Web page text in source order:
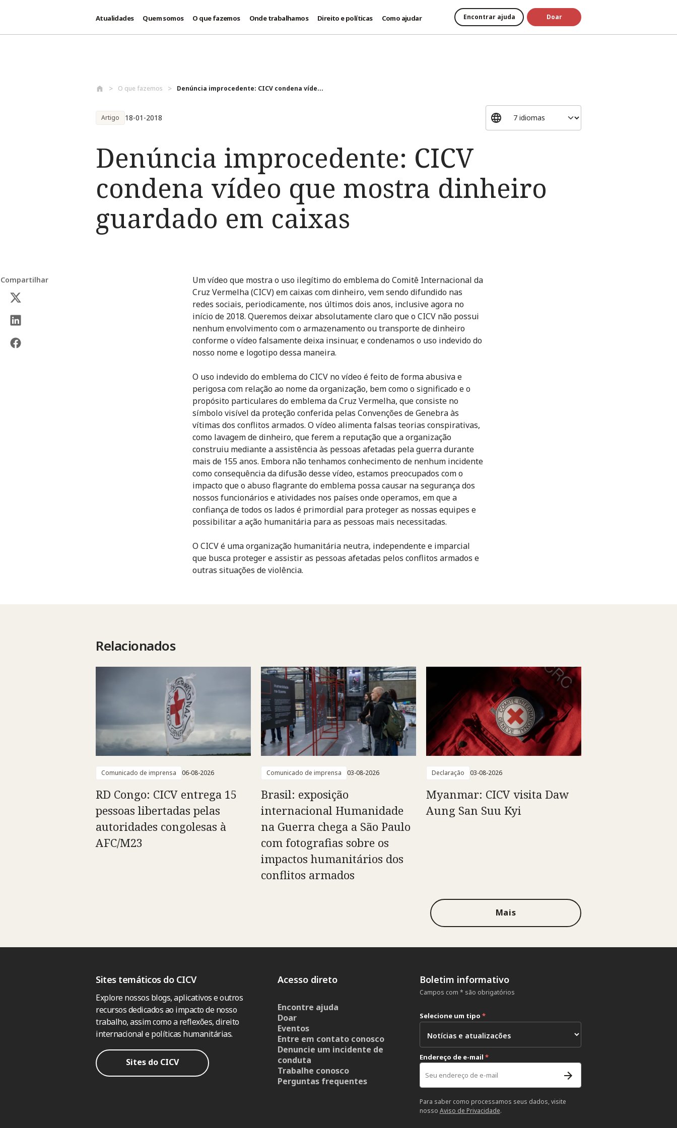
Atualidades Quem somos O que fazemos Onde trabalhamos Direito e políticas Como ajudar Encontrar ajuda Doar
O que fazemos Denúncia improcedente: CICV condena víde...
Artigo 18-01-2018
Denúncia improcedente: CICV
condena vídeo que mostra dinheiro
guardado em caixas
Compartilhar
Um vídeo que mostra o uso ilegítimo do emblema do Comitê Internacional da
Cruz Vermelha (CICV) em caixas com dinheiro, vem sendo difundido nas
redes sociais, periodicamente, nos últimos dois anos, inclusive agora no
início de 2018. Queremos deixar absolutamente claro que o CICV não possui
nenhum envolvimento com o armazenamento ou transporte de dinheiro
conforme o vídeo falsamente deixa insinuar, e condenamos o uso indevido do
nosso nome e logotipo dessa maneira.
O uso indevido do emblema do CICV no vídeo é feito de forma abusiva e
perigosa com relação ao nome da organização, bem como o significado e o
propósito particulares do emblema da Cruz Vermelha, que consiste no
símbolo visível da proteção conferida pelas Convenções de Genebra às
vítimas dos conflitos armados. O vídeo alimenta falsas teorias conspirativas,
como lavagem de dinheiro, que ferem a reputação que a organização
construiu mediante a assistência às pessoas afetadas pela guerra durante
mais de 155 anos. Embora não tenhamos conhecimento de nenhum incidente
como consequência da difusão desse vídeo, estamos preocupados com o
impacto que o abuso flagrante do emblema possa causar na segurança dos
nossos funcionários e atividades nos países onde operamos, em que a
confiança de todos os lados é primordial para proteger as nossas equipes e
possibilitar a ação humanitária para as pessoas mais necessitadas.
O CICV é uma organização humanitária neutra, independente e imparcial
que busca proteger e assistir as pessoas afetadas pelos conflitos armados e
outras situações de violência.
Relacionados
Comunicado de imprensa 06-08-2026
RD Congo: CICV entrega 15
pessoas libertadas pelas
autoridades congolesas à
AFC/M23
Comunicado de imprensa 03-08-2026
Brasil: exposição
internacional Humanidade
na Guerra chega a São Paulo
com fotografias sobre os
impactos humanitários dos
conflitos armados
Declaração 03-08-2026
Myanmar: CICV visita Daw
Aung San Suu Kyi
Mais
Sites temáticos do CICV
Explore nossos blogs, aplicativos e outros
recursos dedicados ao impacto de nosso
trabalho, assim como a reflexões, direito
internacional e políticas humanitárias.
Sites do CICV
Acesso direto
Encontre ajuda
Doar
Eventos
Entre em contato conosco
Denuncie um incidente de
conduta
Trabalhe conosco
Perguntas frequentes
Boletim informativo
Campos com * são obrigatórios
Selecione um tipo *
Endereço de e-mail *
Para saber como processamos seus dados, visite
nosso Aviso de Privacidade.